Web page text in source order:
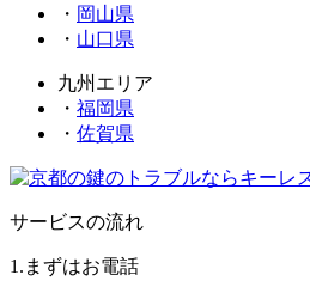
・ 岡山県
・ 山口県
九州エリア
・ 福岡県
・ 佐賀県
サービスの流れ
1.まずはお電話